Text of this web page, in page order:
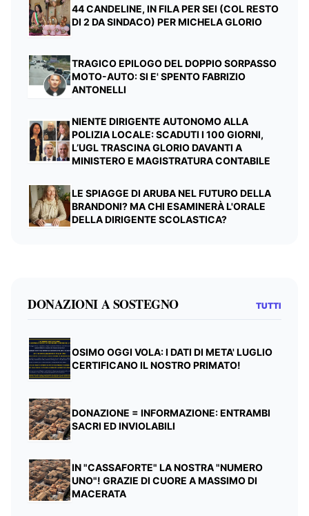
44 CANDELINE, IN FILA PER SEI (COL RESTO
DI 2 DA SINDACO) PER MICHELA GLORIO
TRAGICO EPILOGO DEL DOPPIO SORPASSO
MOTO-AUTO: SI E' SPENTO FABRIZIO
ANTONELLI
NIENTE DIRIGENTE AUTONOMO ALLA
POLIZIA LOCALE: SCADUTI I 100 GIORNI,
L’UGL TRASCINA GLORIO DAVANTI A
MINISTERO E MAGISTRATURA CONTABILE
LE SPIAGGE DI ARUBA NEL FUTURO DELLA
BRANDONI? MA CHI ESAMINERÀ L'ORALE
DELLA DIRIGENTE SCOLASTICA?
DONAZIONI A SOSTEGNO TUTTI
OSIMO OGGI VOLA: I DATI DI META' LUGLIO
CERTIFICANO IL NOSTRO PRIMATO!
DONAZIONE = INFORMAZIONE: ENTRAMBI
SACRI ED INVIOLABILI
IN "CASSAFORTE" LA NOSTRA "NUMERO
UNO"! GRAZIE DI CUORE A MASSIMO DI
MACERATA